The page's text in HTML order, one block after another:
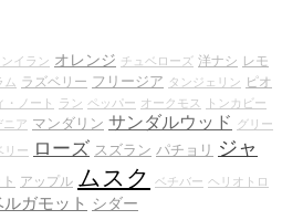
ンイラン オレンジ チュベローズ 洋ナシ レモ
ム ラズベリー フリージア タンジェリン
ピオ
・ノート ラン ペッパー オークモス
トンカビー
ニア マンダリン サンダルウッド グリー
リー ローズ スズラン パチョリ
ジャ
アップル ムスク ベチバー ヘリオトロ
ルガモット シダー